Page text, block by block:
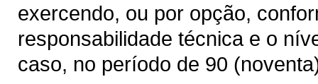
exercendo, ou por opção,
responsabilidade técnica e o
caso, no período de 90